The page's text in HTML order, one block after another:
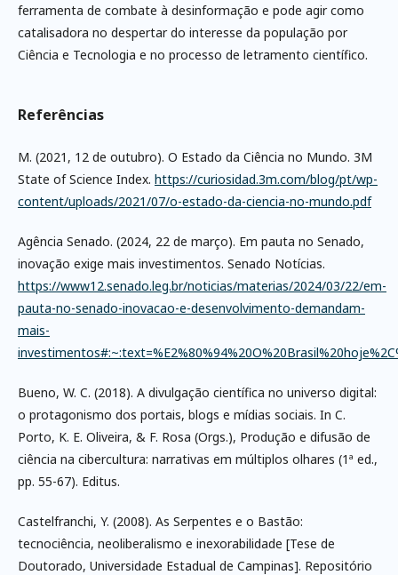
ferramenta de combate à desinformação e pode agir como
catalisadora no despertar do interesse da população por
Ciência e Tecnologia e no processo de letramento científico.
Referências
M. (2021, 12 de outubro). O Estado da Ciência no Mundo. 3M
State of Science Index. https://curiosidad.3m.com/blog/pt/wp-
content/uploads/2021/07/o-estado-da-ciencia-no-mundo.pdf
Agência Senado. (2024, 22 de março). Em pauta no Senado,
inovação exige mais investimentos. Senado Notícias.
https://www12.senado.leg.br/noticias/materias/2024/03/22/em-
pauta-no-senado-inovacao-e-desenvolvimento-demandam-
mais-
Bueno, W. C. (2018). A divulgação científica no universo digital:
o protagonismo dos portais, blogs e mídias sociais. In C.
Porto, K. E. Oliveira, & F. Rosa (Orgs.), Produção e difusão de
ciência na cibercultura: narrativas em múltiplos olhares (1ª ed.,
pp. 55-67). Editus.
Castelfranchi, Y. (2008). As Serpentes e o Bastão:
tecnociência, neoliberalismo e inexorabilidade [Tese de
Doutorado, Universidade Estadual de Campinas]. Repositório